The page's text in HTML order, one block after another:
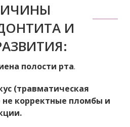
И
полости рта.​
(травматическая
корректные пломбы и